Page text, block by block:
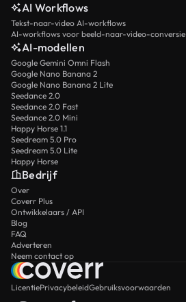
AI Workflows
Tekst-naar-video AI-workflows
AI-workflows voor beeld-naar-video-conversie
AI-modellen
Google Gemini Omni Flash
Google Nano Banana 2
Google Nano Banana 2 Lite
Seedance 2.0
Seedance 2.0 Fast
Seedance 2.0 Mini
Happy Horse 1.1
Seedream 5.0 Pro
Seedream 5.0 Lite
Happy Horse
Bedrijf
Over
Coverr Plus
Ontwikkelaars / API
Blog
FAQ
Adverteren
Neem contact op
LicentiePrivacybeleidGebruiksvoorwaarden